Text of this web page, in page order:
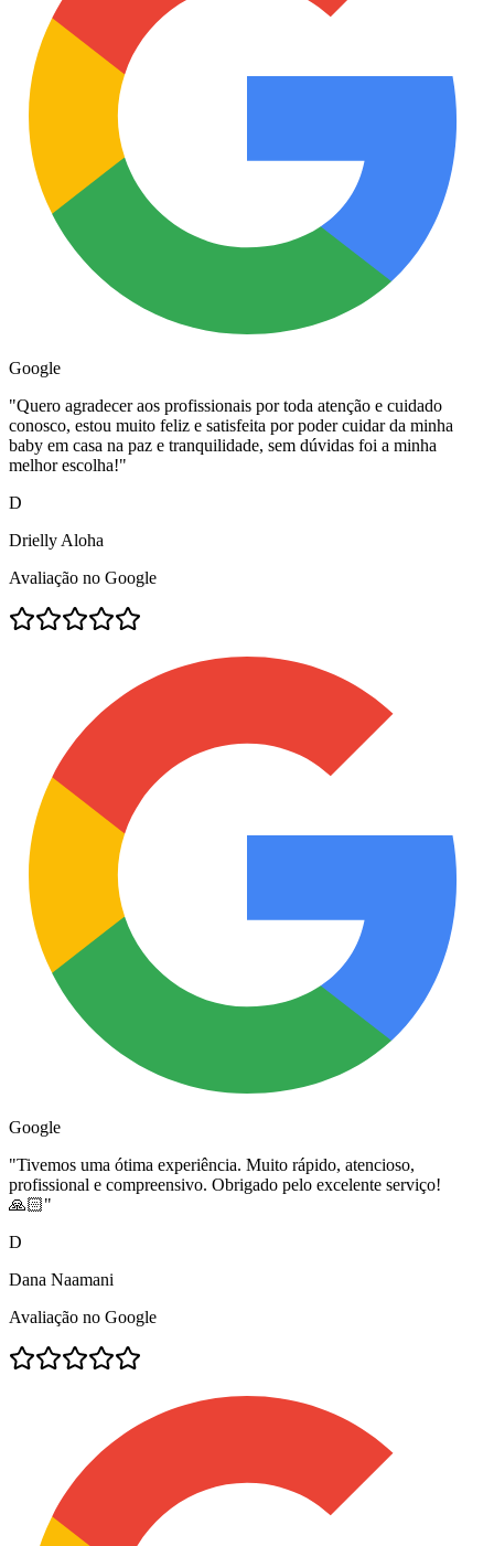
Google
"Quero agradecer aos profissionais por toda atenção e cuidado
conosco, estou muito feliz e satisfeita por poder cuidar da minha
baby em casa na paz e tranquilidade, sem dúvidas foi a minha
melhor escolha!"
D
Drielly Aloha
Avaliação no Google
Google
"Tivemos uma ótima experiência. Muito rápido, atencioso,
profissional e compreensivo. Obrigado pelo excelente serviço!
🙏🏻"
D
Dana Naamani
Avaliação no Google